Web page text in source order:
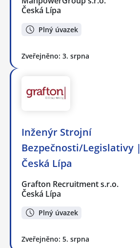
Česká Lípa
Plný úvazek
Zveřejněno: 3. srpna
Inženýr Strojní
Bezpečnosti/Legislativy |
Česká Lípa
Grafton Recruitment s.r.o.
Česká Lípa
Plný úvazek
Zveřejněno: 5. srpna